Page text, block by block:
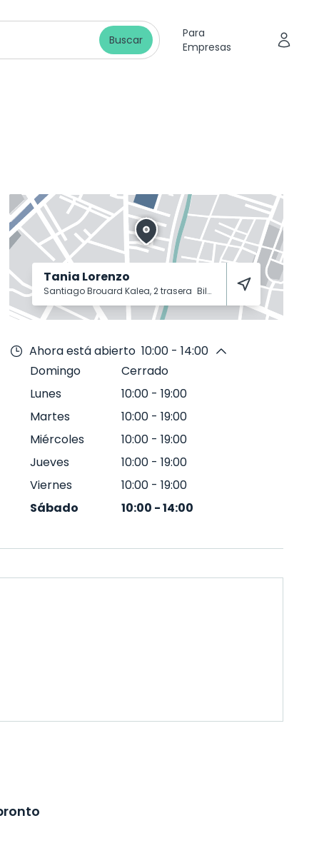
Buscar
Para
Empresas
Tania Lorenzo
Santiago Brouard Kalea, 2 trasera Bilbao 48012
Ahora está abierto 10:00 - 14:00
Domingo
Cerrado
Lunes
10:00 - 19:00
Martes
10:00 - 19:00
Miércoles
10:00 - 19:00
Jueves
10:00 - 19:00
Viernes
10:00 - 19:00
Sábado
10:00 -14:00